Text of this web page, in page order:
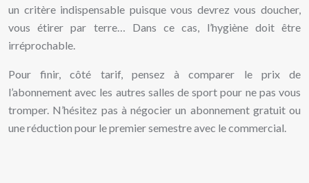
un critère indispensable puisque vous devrez vous doucher,
vous étirer par terre… Dans ce cas, l’hygiène doit être
irréprochable.
Pour finir, côté tarif, pensez à comparer le prix de
l’abonnement avec les autres salles de sport pour ne pas vous
tromper. N’hésitez pas à négocier un abonnement gratuit ou
une réduction pour le premier semestre avec le commercial.